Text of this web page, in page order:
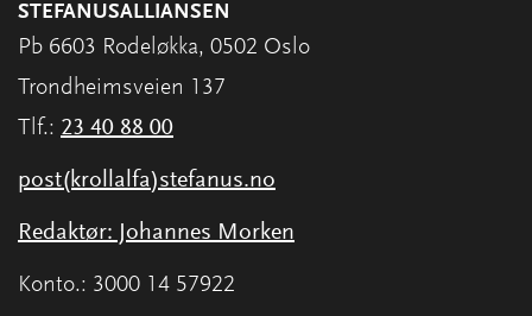
STEFANUSALLIANSEN
Pb 6603 Rodeløkka, 0502 Oslo
Trondheimsveien 137
Tlf.: 23 40 88 00
post(krollalfa)stefanus.no
Redaktør: Johannes Morken
Konto.: 3000 14 57922